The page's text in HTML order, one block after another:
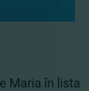
Maria în lista